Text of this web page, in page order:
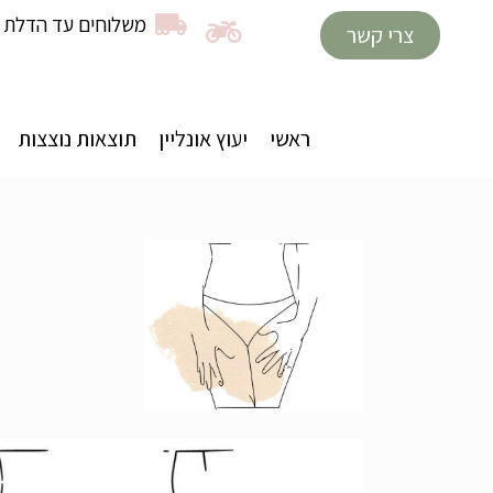
צרי קשר משלוחים עד
ראשי יעוץ אונליין תוצאות נוצצות